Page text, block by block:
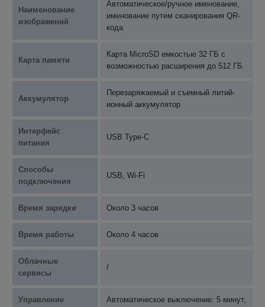
Наименование
изображений
Автоматическое/ручное именование,
именование путем сканирования QR-
кода
Карта памяти
Карта MicroSD емкостью 32 ГБ с
возможностью расширения до 512 ГБ
Аккумулятор
Перезаряжаемый и съемный литий-
ионный аккумулятор
Интерфейс
питания
USB Type-C
Способы
подключения
USB, Wi-Fi
Время зарядки Около 3 часов
Время работы Около 4 часов
Облачные
сервисы
/
Управление
Автоматическое выключение: 5 минут,